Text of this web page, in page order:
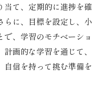
当て、定期的に進捗を確
らに、目標を設定し、小
、学習のモチベーショ
画的な学習を通じて、
自信を持って挑む準備を